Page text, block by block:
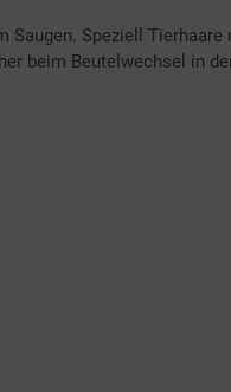
Speziell
beim Beutelwechsel in